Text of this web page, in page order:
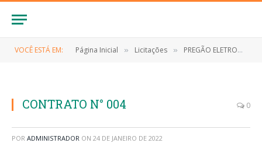
VOCÊ ESTÁ EM: Página Inicial » Licitações » PREGÃO ELETRONICO Nº 008/2021 (EVENTUAL CONTRATAÇÃO DE PESSOA (S) JURÍDICA (S) PARA FORNECIMENTO DE COMBUSTÍVEIS AUTOMOTIVOS DERIVADOS DE PETRÓLEO (GASOLINA COMUM, ÓLEO DIESEL COMUM E ÓLEO DIESEL S10) E ÓLEOS LUBRIFICANTES)
CONTRATO N° 004 0
POR ADMINISTRADOR ON 24 DE JANEIRO DE 2022